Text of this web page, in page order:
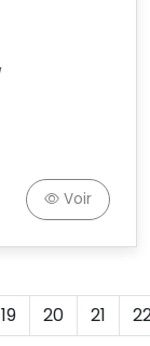
Voir
19 20 21